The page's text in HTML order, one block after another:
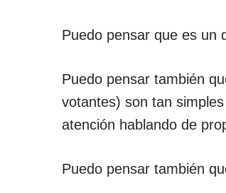
Puedo pensar que es un
Puedo pensar también
votantes) son tan
atención hablando de
Puedo pensar también